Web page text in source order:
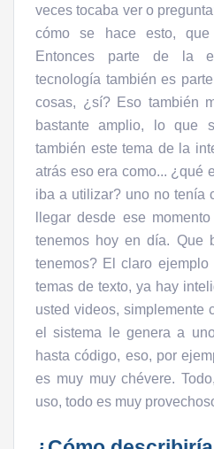
veces tocaba ver o
cómo se hace esto,
Entonces parte de la
tecnología también es
cosas, ¿sí? Eso también
bastante amplio, lo que
también este tema de la
atrás eso era como... ¿qué
iba a utilizar? uno no tenía
llegar desde ese
tenemos hoy en día. Que
tenemos? El claro
temas de texto, ya hay
usted videos, simplemente
el sistema le genera a
hasta código, eso, por
es muy muy chévere.
uso, todo es muy